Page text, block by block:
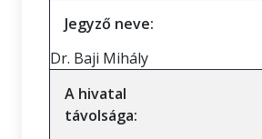
Jegyző neve:
Dr. Baji Mihály
A hivatal
távolsága: